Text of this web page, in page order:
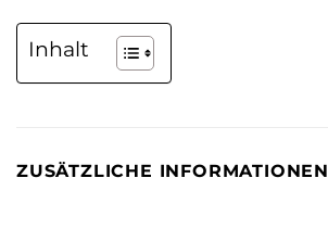
Inhalt
ZUSÄTZLICHE INFORMATIONEN